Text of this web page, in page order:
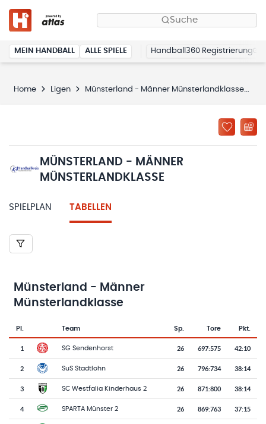
Suche
MEIN HANDBALL ALLE SPIELE Handball360 Registrierung
Home Ligen Münsterland - Männer Münsterlandklasse
MÜNSTERLAND - MÄNNER
MÜNSTERLANDKLASSE
SPIELPLAN TABELLEN
Münsterland - Männer
Münsterlandklasse
Tabelle mit Vereinsplatzierungen, Spielen, Toren und Punkten
Pl.
Team-Logo
Team Sp. Tore Pkt.
1 SG Sendenhorst 26 697:575 42:10
2 SuS Stadtlohn 26 796:734 38:14
3 SC Westfalia Kinderhaus 2 26 871:800 38:14
4 SPARTA Münster 2 26 869:763 37:15